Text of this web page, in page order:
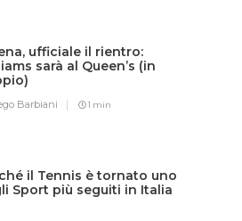
ufficiale il rientro:
sarà al Queen’s (in
Barbiani 1 min
il Tennis è tornato uno
Sport più seguiti in Italia